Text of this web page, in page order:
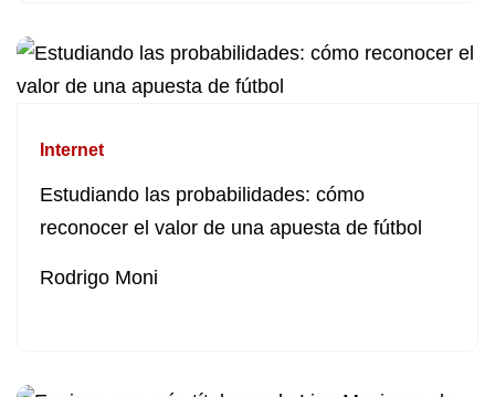
Internet
Estudiando las probabilidades: cómo
reconocer el valor de una apuesta de fútbol
Rodrigo Moni